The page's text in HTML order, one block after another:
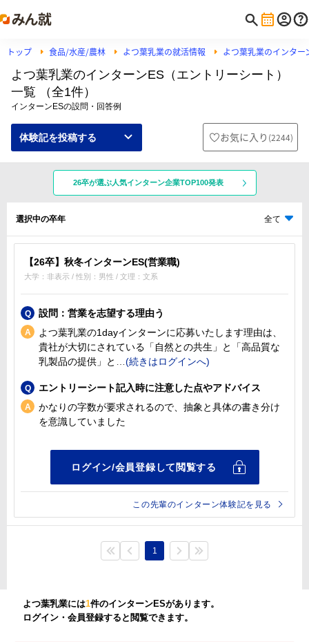
トップ 食品/水産/農林 よつ葉乳業の就活情報 よつ葉乳業のインター
よつ葉乳業のインターンES（エントリーシート）
一覧 （全1件）
インターンESの設問・回答例
体験記を投稿する お気に入り (2244)
26卒が選ぶ人気インターン企業TOP100発表
選択中の卒年 全て
【26卒】秋冬インターンES(営業職)
大学：非表示 / 性別：男性 / 文理：文系
設問：営業を志望する理由う
よつ葉乳業の1dayインターンに応募いたします理由は、
貴社が大切にされている「自然との共生」と「高品質な
乳製品の提供」と
エントリーシート記入時に注意した点やアドバイス
かなりの字数が要求されるので、抽象と具体の書き分け
を意識していました
この先輩のインターン体験記を見る
1
よつ葉乳業には1件のインターンESがあります。
ログイン・会員登録すると閲覧できます。